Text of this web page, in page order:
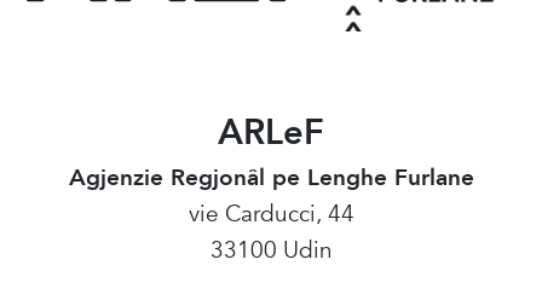
ARLeF
Agjenzie Regjonâl pe Lenghe Furlane
vie Carducci, 44
33100 Udin